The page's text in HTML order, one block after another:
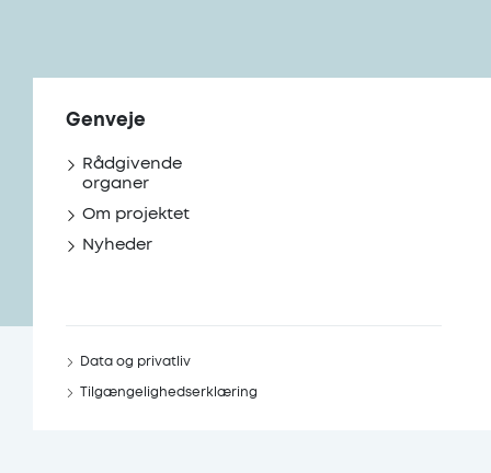
Genveje
Rådgivende
organer
Om projektet
Nyheder
Data og privatliv
Tilgængelighedserklæring